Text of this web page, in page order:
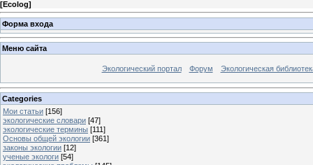
[Ecolog]
Форма входа
Меню сайта
Экологический портал Форум Экологическая
Categories
Мои статьи [156]
экологические словари [47]
экологические термины [111]
Основы общей экологии [361]
законы экологии [12]
ученые экологи [54]